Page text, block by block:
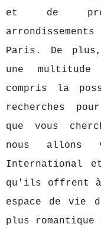
et de
Paris. De
une
compris la
recherches
que vous
nous allons
International et
qu'ils offrent à
espace de
plus romantique